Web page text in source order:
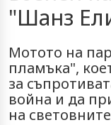
"Шанз
Мотото на
пламъка",
за
война и да
на